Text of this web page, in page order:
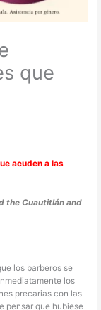
que
acuden a las
the Cuautitlán and
los barberos se
los
precarias con las
pensar que hubiese